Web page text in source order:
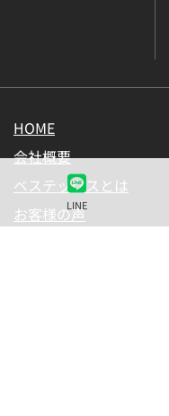
LINE
HOME
会社概要
ベステックスとは
お客様の声